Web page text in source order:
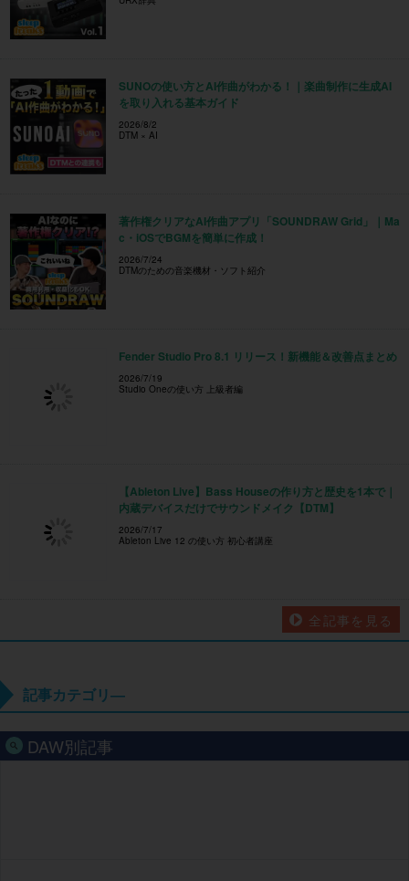
著作権クリアなAI作曲アプリ「SOUNDRAW Grid」｜Ma
c・iOSでBGMを簡単に作成！
2026/7/24
DTMのための音楽機材・ソフト紹介
Fender Studio Pro 8.1 リリース！新機能＆改善点まとめ
2026/7/19
Studio Oneの使い方 上級者編
【Ableton Live】Bass Houseの作り方と歴史を1本で｜
内蔵デバイスだけでサウンドメイク【DTM】
2026/7/17
全記事を見る